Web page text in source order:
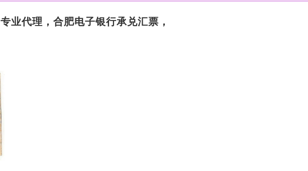
专业代理，合肥电子银行承兑汇票，